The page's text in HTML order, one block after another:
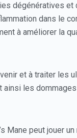
dégénératives
dans le
à améliorer la
et à traiter les
les
Mane peut jouer